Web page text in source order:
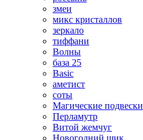
змеи
микс кристаллов
зеркало
тиффани
Волны
база 25
Basic
аметист
соты
Магические подвески
Перламутр
Витой жемчуг
Новогодний шик